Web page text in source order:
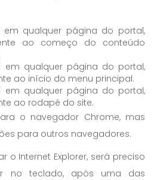
em qualquer página do portal,
ao começo do conteúdo
em qualquer página do portal,
ao início do menu principal.
em qualquer página do portal,
ao rodapé do site.
o navegador Chrome, mas
para outros navegadores.
o Internet Explorer, será preciso
no teclado, após uma das